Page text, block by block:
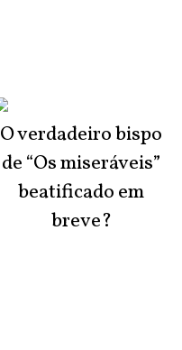
O verdadeiro bispo
de “Os miseráveis”
beatificado em
breve?